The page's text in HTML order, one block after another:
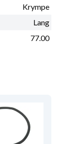
Krympe
Lang
77.00